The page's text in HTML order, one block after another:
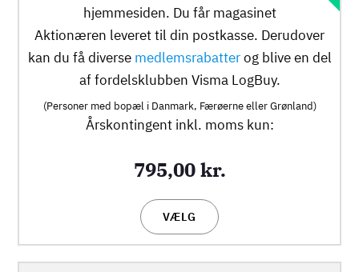
hjemmesiden. Du får magasinet
Aktionæren leveret til din postkasse. Derudover
kan du få diverse medlemsrabatterog blive en del
af fordelsklubben Visma LogBuy.
(Personer med bopæl i Danmark, Færøerne eller Grønland)
Årskontingent inkl. moms kun:
795,00 kr.
VÆLG